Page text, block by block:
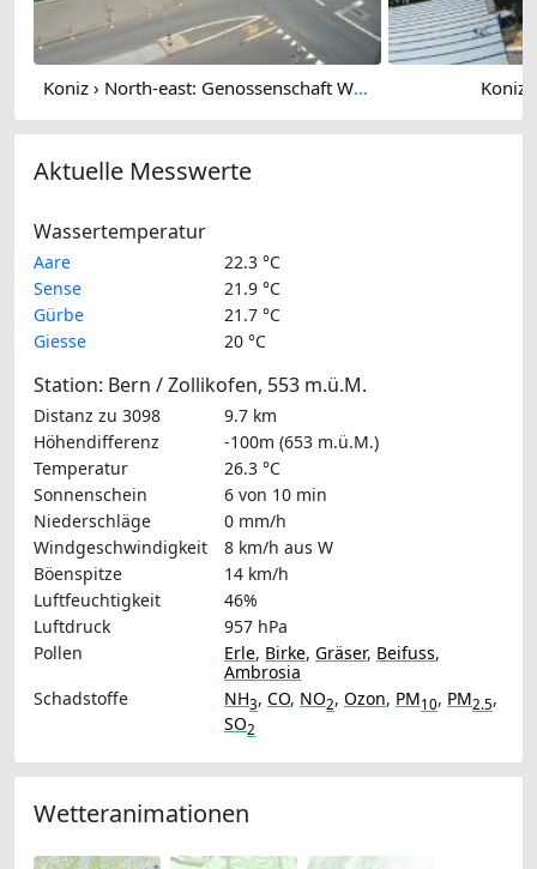
Koniz › North-east: Genossenschaft Wohnraum Köniz - Bläuackerplatz
Aktuelle Messwerte
Wassertemperatur
Aare
22.3 °C
Sense
21.9 °C
Gürbe
21.7 °C
Giesse
20 °C
Station: Bern / Zollikofen, 553 m.ü.M.
Distanz zu 3098
9.7 km
Höhendifferenz
-100m (653 m.ü.M.)
Temperatur
26.3 °C
Sonnenschein
6 von 10 min
Niederschläge
0 mm/h
Windgeschwindigkeit
8 km/h aus W
Böenspitze
14 km/h
Luftfeuchtigkeit
46%
Luftdruck
957 hPa
Pollen
Erle, Birke, Gräser, Beifuss,
Ambrosia
Schadstoffe
NH3, CO, NO2, Ozon, PM10, PM2.5,
SO2
Wetteranimationen